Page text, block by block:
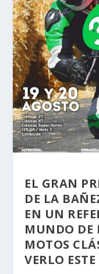
EL GRAN
DE LA
EN UN
MUNDO DE
MOTOS
VERLO